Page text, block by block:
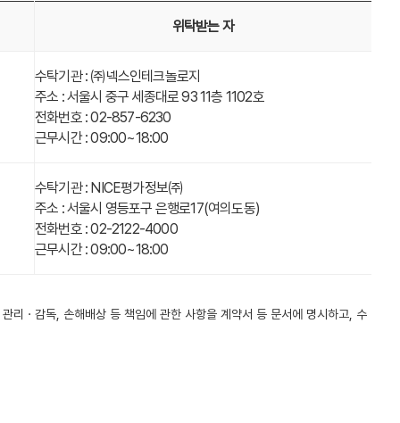
위탁받는 자
수탁기관 : ㈜넥스인테크놀로지
주소 : 서울시 중구 세종대로 93 11층 1102호
전화번호 : 02-857-6230
근무시간 : 09:00~18:00
수탁기관 : NICE평가정보㈜
주소 : 서울시 영등포구 은행로17(여의도동)
전화번호 : 02-2122-4000
근무시간 : 09:00~18:00
리ㆍ감독, 손해배상 등 책임에 관한 사항을 계약서 등 문서에 명시하고, 수